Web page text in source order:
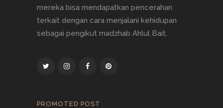
mereka bisa mendapatkan pencerahan
terkait dengan cara menjalani kehidupan
sebagai pengikut madzhab Ahlul Bait.
PROMOTED POST